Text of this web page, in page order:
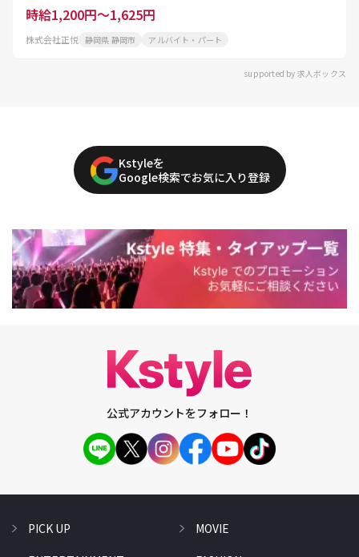
時給1,200円～1,625円
株式会社正悦 静岡県 静岡市 アルバイト・パート
supported by 求人ボックス
Kstyleを
Google検索でお気に入り登録
公式アカウントをフォロー！
PICK UP
MOVIE